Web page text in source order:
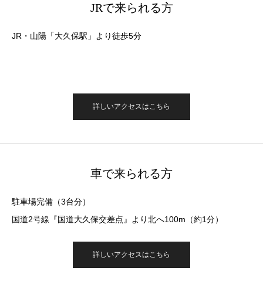
JRで来られる方
JR・山陽「大久保駅」より徒歩5分
詳しいアクセスはこちら
車で来られる方
駐車場完備（3台分）
国道2号線『国道大久保交差点』より北へ100m（約1分）
詳しいアクセスはこちら